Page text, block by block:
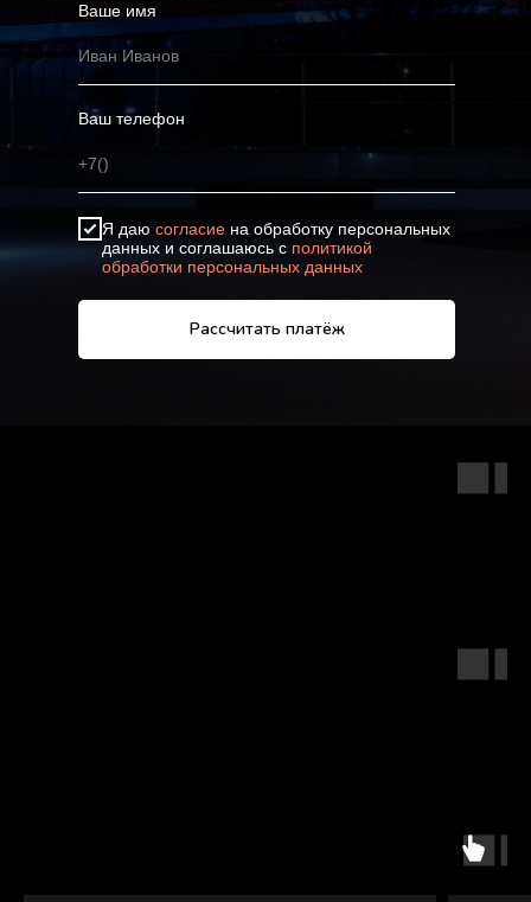
Ваше имя
Ваш телефон
Я даю согласие на обработку персональных
данных и соглашаюсь с политикой
обработки персональных данных
Рассчитать платёж